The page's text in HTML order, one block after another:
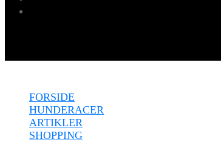
FORSIDE
HUNDERACER
ARTIKLER
SHOPPING